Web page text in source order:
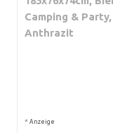
Camping &
Anthrazit
* Anzeige